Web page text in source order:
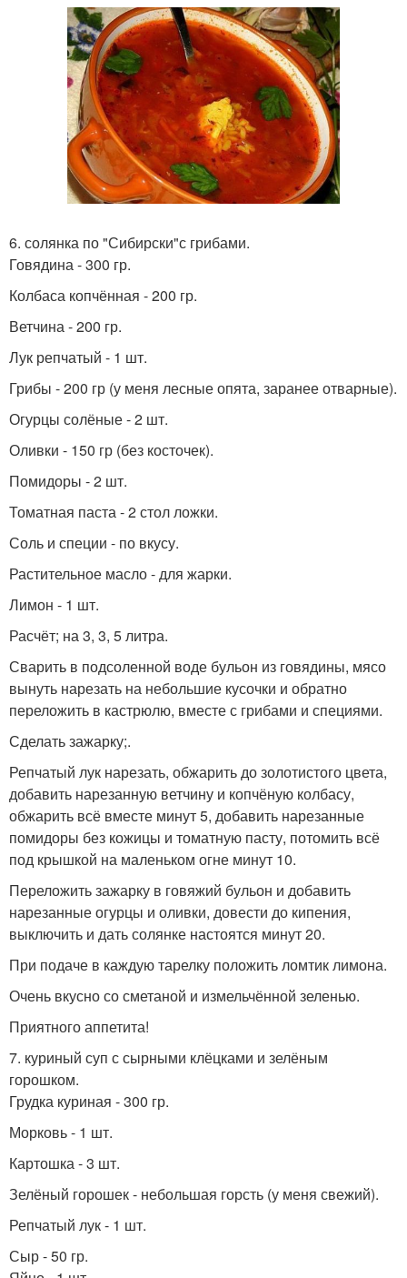
6. солянка по "Сибирски"с грибами.
Говядина - 300 гр.
Колбаса копчённая - 200 гр.
Ветчина - 200 гр.
Лук репчатый - 1 шт.
Грибы - 200 гр (у меня лесные опята, заранее отварные).
Огурцы солёные - 2 шт.
Оливки - 150 гр (без косточек).
Помидоры - 2 шт.
Томатная паста - 2 стол ложки.
Соль и специи - по вкусу.
Растительное масло - для жарки.
Лимон - 1 шт.
Расчёт; на 3, 3, 5 литра.
Сварить в подсоленной воде бульон из говядины, мясо
вынуть нарезать на небольшие кусочки и обратно
переложить в кастрюлю, вместе с грибами и специями.
Сделать зажарку;.
Репчатый лук нарезать, обжарить до золотистого цвета,
добавить нарезанную ветчину и копчёную колбасу,
обжарить всё вместе минут 5, добавить нарезанные
помидоры без кожицы и томатную пасту, потомить всё
под крышкой на маленьком огне минут 10.
Переложить зажарку в говяжий бульон и добавить
нарезанные огурцы и оливки, довести до кипения,
выключить и дать солянке настоятся минут 20.
При подаче в каждую тарелку положить ломтик лимона.
Очень вкусно со сметаной и измельчённой зеленью.
Приятного аппетита!
7. куриный суп с сырными клёцками и зелёным
горошком.
Грудка куриная - 300 гр.
Морковь - 1 шт.
Картошка - 3 шт.
Зелёный горошек - небольшая горсть (у меня свежий).
Репчатый лук - 1 шт.
Сыр - 50 гр.